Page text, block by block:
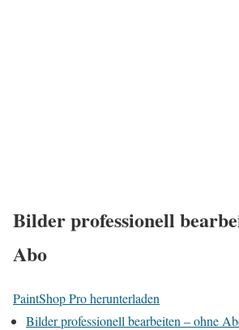
Bilder professionell
Abo
PaintShop Pro herunterladen
Bilder professionell bearbeiten – ohne